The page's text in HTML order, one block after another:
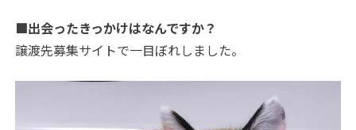
■出会ったきっかけはなんですか？
譲渡先募集サイトで一目ぼれしました。